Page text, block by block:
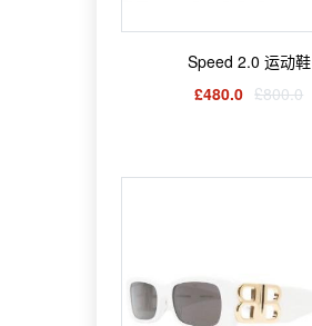
Speed 2.0 运动鞋
£480.0 £800.0